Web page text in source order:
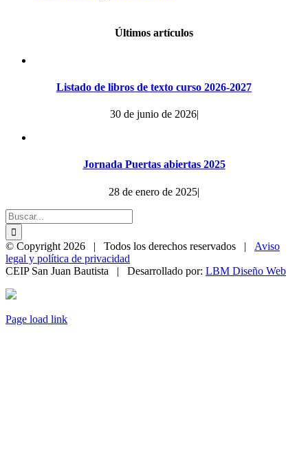
Últimos artículos
Listado de libros de texto curso 2026-2027
30 de junio de 2026|
Jornada Puertas abiertas 2025
28 de enero de 2025|
Buscar:
© Copyright 2026 | Todos los derechos reservados | Aviso
legal y política de privacidad
CEIP San Juan Bautista | Desarrollado por: LBM Diseño Web
Page load link